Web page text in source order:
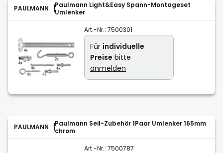
PAULMANN
Paulmann Light&Easy Spann-Montageset
Umlenker
Art.-Nr.: 7500301
Für individuelle
Preise bitte
anmelden
PAULMANN
Paulmann Seil-Zubehör 1Paar Umlenker 165mm
chrom
Art.-Nr.: 7500787